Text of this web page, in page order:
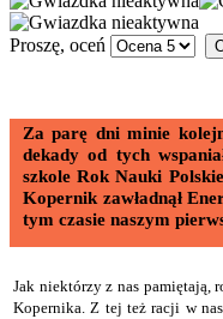
Proszę, oceń
Za parę dni minie
dekady od tych
szkole Rok Nauki
Kopernik zawładnął
tym czasie naszym
Jak niektórzy z nas pamiętają,
Kopernika. Z tej też racji w